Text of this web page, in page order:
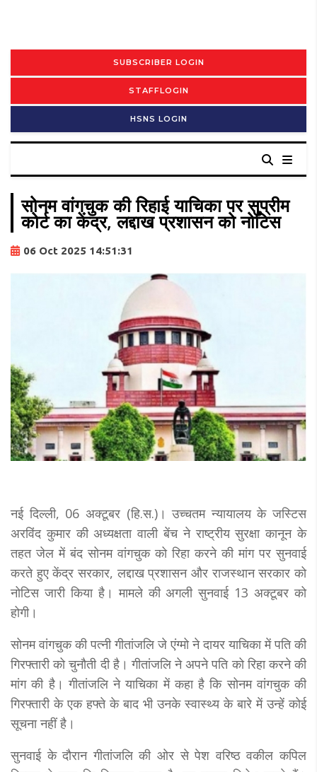
SUBSCRIBER LOGIN
STAFFLOGIN
HSNS LOGIN
सोनम वांगचुक की रिहाई याचिका पर सुप्रीम
कोर्ट का केंद्र, लद्दाख प्रशासन को नोटिस
06 Oct 2025 14:51:31
नई दिल्ली, 06 अक्टूबर (हि.स.)। उच्चतम न्यायालय के जस्टिस
अरविंद कुमार की अध्यक्षता वाली बेंच ने राष्ट्रीय सुरक्षा कानून के
तहत जेल में बंद सोनम वांगचुक को रिहा करने की मांग पर सुनवाई
करते हुए केंद्र सरकार, लद्दाख प्रशासन और राजस्थान सरकार को
नोटिस जारी किया है। मामले की अगली सुनवाई 13 अक्टूबर को
होगी।
सोनम वांगचुक की पत्नी गीतांजलि जे एंग्मो ने दायर याचिका में पति की
गिरफ्तारी को चुनौती दी है। गीतांजलि ने अपने पति को रिहा करने की
मांग की है। गीतांजलि ने याचिका में कहा है कि सोनम वांगचुक की
गिरफ्तारी के एक हफ्ते के बाद भी उनके स्वास्थ्य के बारे में उन्हें कोई
सूचना नहीं है।
सुनवाई के दौरान गीतांजलि की ओर से पेश वरिष्ठ वकील कपिल